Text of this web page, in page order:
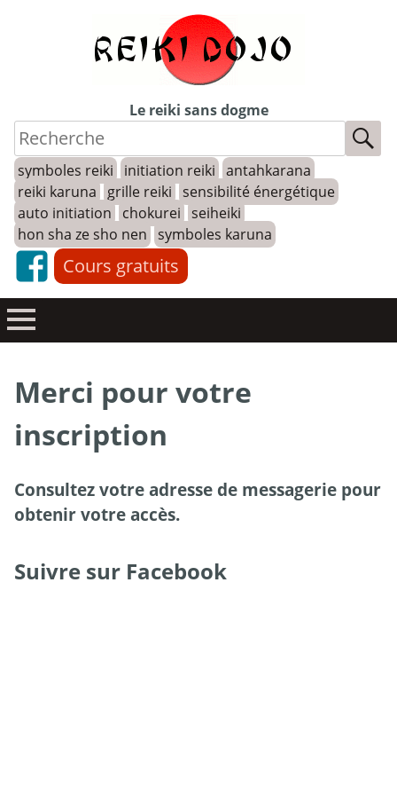
Le reiki sans dogme
symboles reiki initiation reiki antahkarana
reiki karuna
grille reiki sensibilité énergétique
auto initiation
chokurei seiheiki
hon sha ze sho nen symboles karuna
Cours gratuits
Merci pour votre
inscription
Consultez votre adresse de messagerie pour
obtenir votre accès.
Suivre sur Facebook